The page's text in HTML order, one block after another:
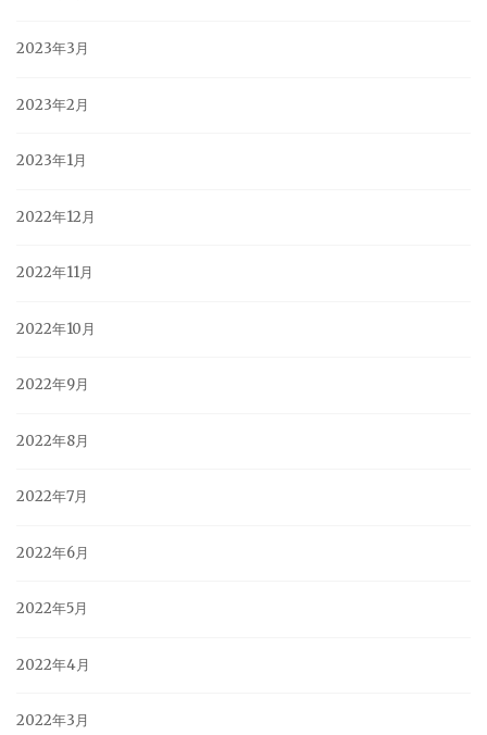
2023年3月
2023年2月
2023年1月
2022年12月
2022年11月
2022年10月
2022年9月
2022年8月
2022年7月
2022年6月
2022年5月
2022年4月
2022年3月